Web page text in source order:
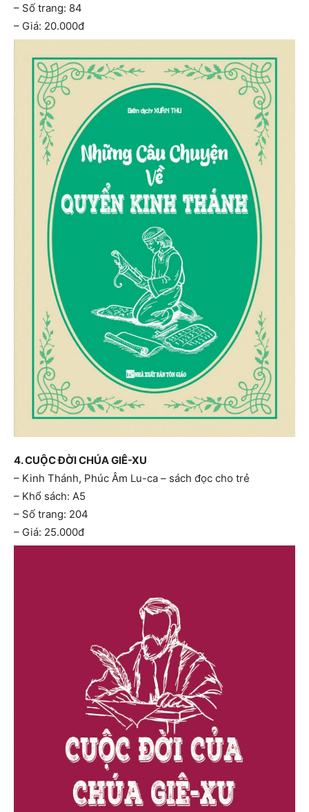
– Số trang: 84
– Giá: 20.000đ
4. CUỘC ĐỜI CHÚA GIÊ-XU
– Kinh Thánh, Phúc Âm Lu-ca – sách đọc cho trẻ
– Khổ sách: A5
– Số trang: 204
– Giá: 25.000đ